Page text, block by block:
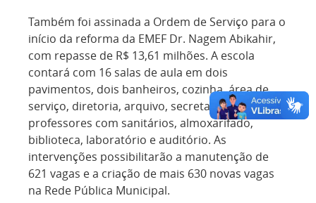
Também foi assinada a Ordem de Serviço para o
início da reforma da EMEF Dr. Nagem Abikahir,
com repasse de R$ 13,61 milhões. A escola
contará com 16 salas de aula em dois
pavimentos, dois banheiros, cozinha, área de
serviço, diretoria, arquivo, secretaria, sala dos
professores com sanitários, almoxarifado,
biblioteca, laboratório e auditório. As
intervenções possibilitarão a manutenção de
621 vagas e a criação de mais 630 novas vagas
na Rede Pública Municipal.